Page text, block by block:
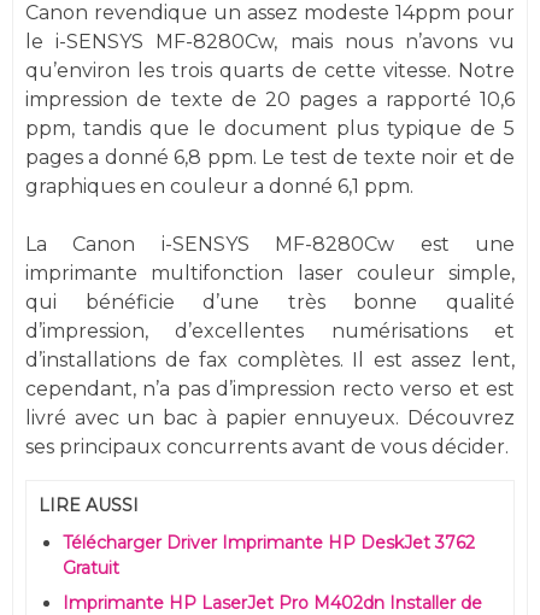
Canon revendique un assez modeste 14ppm pour
le i-SENSYS MF-8280Cw, mais nous n’avons vu
qu’environ les trois quarts de cette vitesse. Notre
impression de texte de 20 pages a rapporté 10,6
ppm, tandis que le document plus typique de 5
pages a donné 6,8 ppm. Le test de texte noir et de
graphiques en couleur a donné 6,1 ppm.
La Canon i-SENSYS MF-8280Cw est une
imprimante multifonction laser couleur simple,
qui bénéficie d’une très bonne qualité
d’impression, d’excellentes numérisations et
d’installations de fax complètes. Il est assez lent,
cependant, n’a pas d’impression recto verso et est
livré avec un bac à papier ennuyeux. Découvrez
ses principaux concurrents avant de vous décider.
LIRE AUSSI
Télécharger Driver Imprimante HP DeskJet 3762
Gratuit
Imprimante HP LaserJet Pro M402dn Installer de